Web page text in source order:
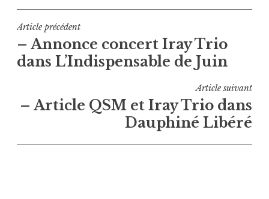
Navigation
de
l’article
Article précédent
– Annonce concert Iray Trio
dans L’Indispensable de Juin
Article suivant
– Article QSM et Iray Trio dans
Dauphiné Libéré